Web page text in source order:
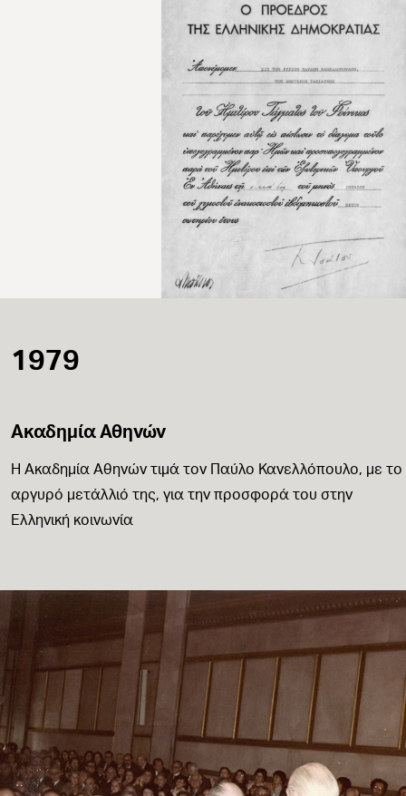
1979
Ακαδημία Αθηνών
Η Ακαδημία Αθηνών τιμά τον Παύλο Κανελλόπουλο, με το
αργυρό μετάλλιό της, για την προσφορά του στην
Ελληνική κοινωνία